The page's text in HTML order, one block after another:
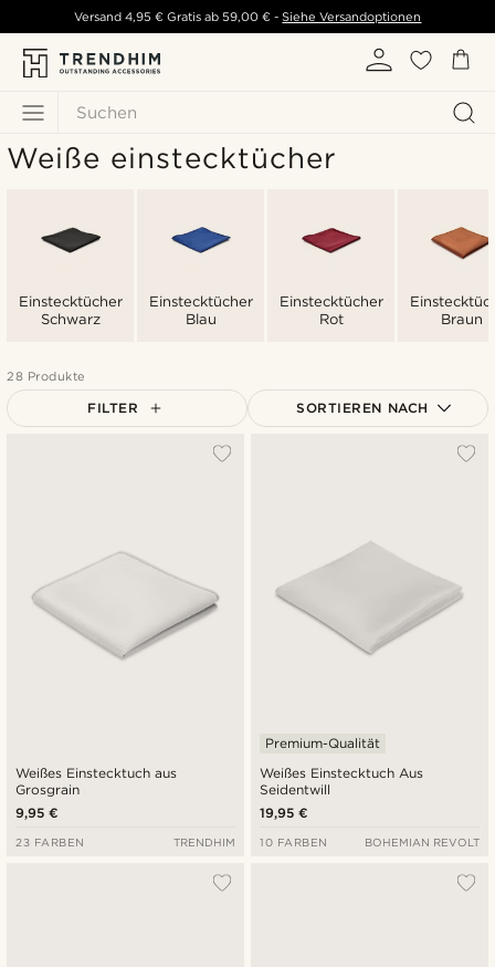
Suchen
Versand 4,95 € Gratis ab 59,00 € - Siehe Versandoptionen
Weiße einstecktücher
Einstecktücher
Schwarz
Einstecktücher
Blau
Einstecktücher
Rot
Braun
28 Produkte
FILTER SORTIEREN NACH
Höchster Preis
Weißes Einstecktuch aus
Grosgrain
9,95 €
23 FARBEN TRENDHIM
Weißes Einstecktuch Aus
Seidentwill
Premium-Qualität
19,95 €
10 FARBEN BOHEMIAN REVOLT